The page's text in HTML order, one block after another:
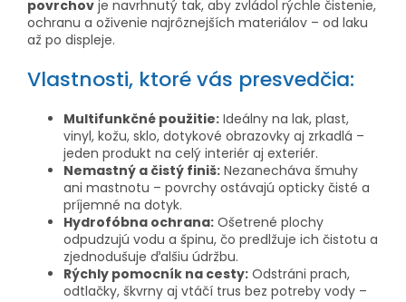
povrchov je navrhnutý tak, aby zvládol rýchle čistenie,
ochranu a oživenie najrôznejších materiálov – od laku
až po displeje.
Vlastnosti, ktoré vás presvedčia:
Multifunkčné použitie: Ideálny na lak, plast,
vinyl, kožu, sklo, dotykové obrazovky aj zrkadlá –
jeden produkt na celý interiér aj exteriér.
Nemastný a čistý finiš: Nezanecháva šmuhy
ani mastnotu – povrchy ostávajú opticky čisté a
príjemné na dotyk.
Hydrofóbna ochrana: Ošetrené plochy
odpudzujú vodu a špinu, čo predlžuje ich čistotu a
zjednodušuje ďalšiu údržbu.
Rýchly pomocník na cesty: Odstráni prach,
odtlačky, škvrny aj vtáčí trus bez potreby vody –